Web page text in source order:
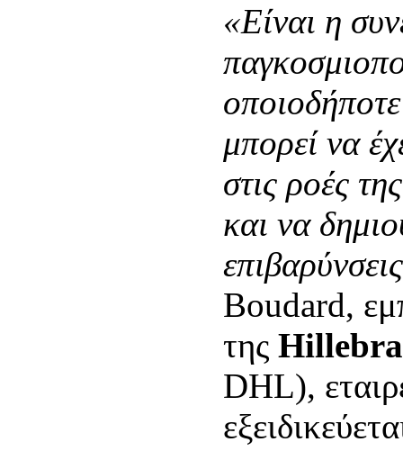
«Είναι η
μπορεί να
στις ροές
και να
Boudard,
της
DHL),